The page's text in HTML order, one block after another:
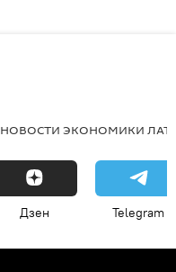
НОВОСТИ ЭКОНОМИКИ
Дзен Telegram